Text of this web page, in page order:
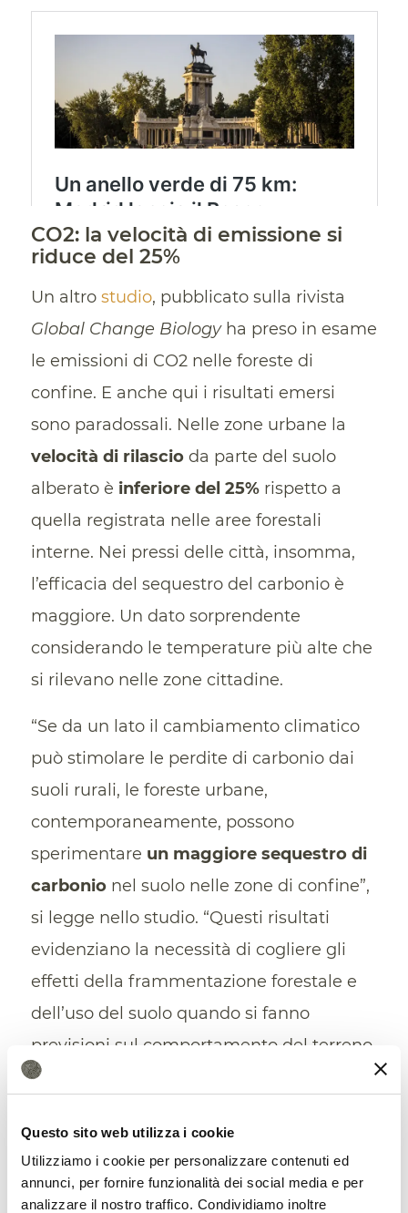
Questo sito web utilizza i cookie
Utilizziamo i cookie per personalizzare contenuti ed
annunci, per fornire funzionalità dei social media e per
analizzare il nostro traffico. Condividiamo inoltre
CO2: la velocità di emissione si
riduce del 25%
Un altro studio, pubblicato sulla rivista
Global Change Biologyha preso in esame
le emissioni di CO2 nelle foreste di
confine. E anche qui i risultati emersi
sono paradossali. Nelle zone urbane la
velocità di rilascioda parte del suolo
alberato è inferiore del 25%rispetto a
quella registrata nelle aree forestali
interne. Nei pressi delle città, insomma,
l’efficacia del sequestro del carbonio è
maggiore. Un dato sorprendente
considerando le temperature più alte che
si rilevano nelle zone cittadine.
“Se da un lato il cambiamento climatico
può stimolare le perdite di carbonio dai
suoli rurali, le foreste urbane,
contemporaneamente, possono
sperimentare un maggiore sequestro di
carbonionel suolo nelle zone di confine”,
si legge nello studio. “Questi risultati
evidenziano la necessità di cogliere gli
effetti della frammentazione forestale e
dell’uso del suolo quando si fanno
previsioni sul comportamento del terreno
e sul ciclo del carbonio in un mondo
caldo”.